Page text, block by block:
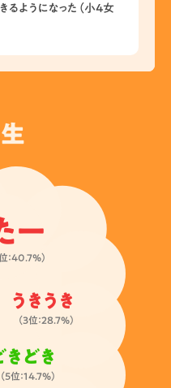
ー
位：40.7%）
うきうき
（3位：28.7%）
きどき
（5位：14.7%）
るようになった（小4女